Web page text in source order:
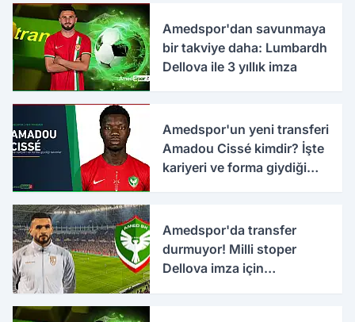
Amedspor'dan savunmaya
bir takviye daha: Lumbardh
Dellova ile 3 yıllık imza
Amedspor'un yeni transferi
Amadou Cissé kimdir? İşte
kariyeri ve forma giydiği
Amedspor'da transfer
durmuyor! Milli stoper
Dellova imza için